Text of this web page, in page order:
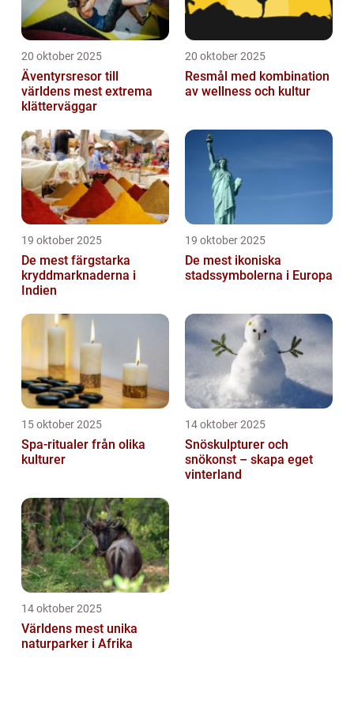
20 oktober 2025
Äventyrsresor till
världens mest extrema
klätterväggar
20 oktober 2025
Resmål med kombination
av wellness och kultur
19 oktober 2025
De mest färgstarka
kryddmarknaderna i
Indien
19 oktober 2025
De mest ikoniska
stadssymbolerna i Europa
15 oktober 2025
Spa-ritualer från olika
kulturer
14 oktober 2025
Snöskulpturer och
snökonst – skapa eget
vinterland
14 oktober 2025
Världens mest unika
naturparker i Afrika